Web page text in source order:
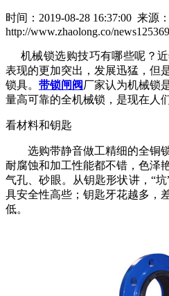
时间：2019-08-28 16:37:00 来源：
http://www.zhaolong.co/
机械锁选购技巧有哪些呢？
表现的更加突出，发展迅猛，但
锁具。 带锁闸阀厂家认为机械锁
量高可靠的全机械锁，是现在人
看材料和钥匙
选购带静音做工精细的全铜锁
耐腐蚀和加工性能都不错，色泽
气孔、砂眼。从钥匙形状讲，“
具安全性高些；钥匙牙花越多，
低。